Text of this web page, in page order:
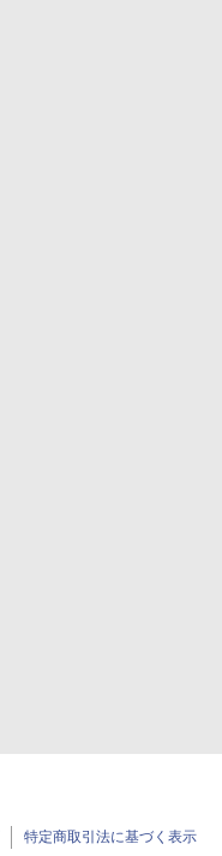
特定商取引法に基づく表示